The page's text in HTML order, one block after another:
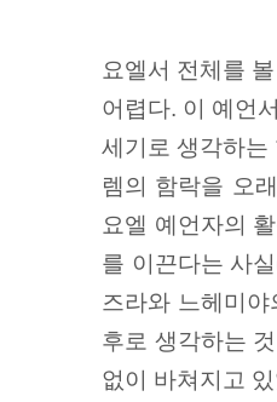
요엘서 전체를
어렵다. 이 예언
세기로 생각하는
렘의 함락을 오
요엘 예언자의
를 이끈다는 사
즈라와 느헤미
후로 생각하는
없이 바쳐지고